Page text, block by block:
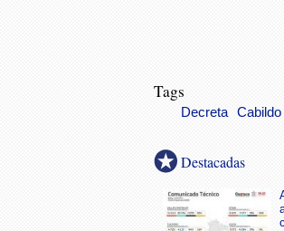
Tags
Decreta Cabildo
Destacadas